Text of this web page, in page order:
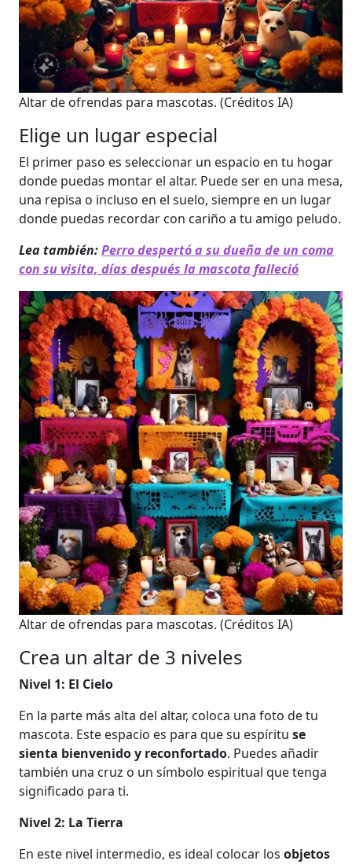
Altar de ofrendas para mascotas. (Créditos IA)
Elige un lugar especial
El primer paso es seleccionar un espacio en tu hogar
donde puedas montar el altar. Puede ser en una mesa,
una repisa o incluso en el suelo, siempre en un lugar
donde puedas recordar con cariño a tu amigo peludo.
Lea también:Perro despertó a su dueña de un coma
con su visita, días después la mascota falleció
Altar de ofrendas para mascotas. (Créditos IA)
Crea un altar de 3 niveles
Nivel 1: El Cielo
En la parte más alta del altar, coloca una foto de tu
mascota. Este espacio es para que su espíritu se
sienta bienvenido y reconfortado. Puedes añadir
también una cruz o un símbolo espiritual que tenga
significado para ti.
Nivel 2: La Tierra
En este nivel intermedio, es ideal colocar los objetos